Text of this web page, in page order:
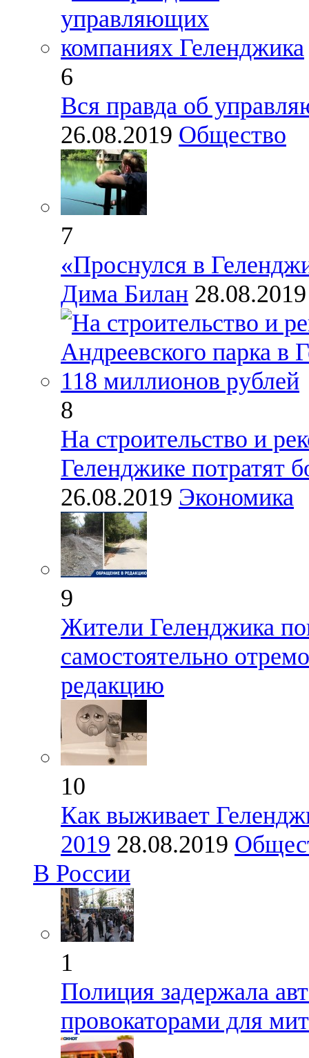
6
Вся правда об
26.08.2019 Общество
7
«Проснулся в
Дима Билан
8
На строительство и
Геленджике потратят
26.08.2019 Экономика
9
Жители Геленджика
самостоятельно
редакцию
10
Как выживает
2019 28.08.2019
В России
1
Полиция задержала
провокаторами для